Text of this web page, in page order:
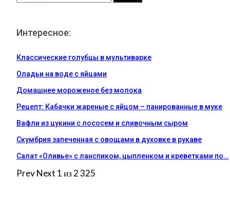
Интересное:
Классические голубцы в мультиварке
Оладьи на воде с яйцами
Домашнее мороженое без молока
Рецепт: Кабачки жареные с яйцом – панированные в муке
Вафли из цукини с лососем и сливочным сыром
Скумбрия запеченная с овощами в духовке в рукаве
Салат «Оливье» с ланспиком, цыпленком и креветками по…
PrevNext 1 из 2 325